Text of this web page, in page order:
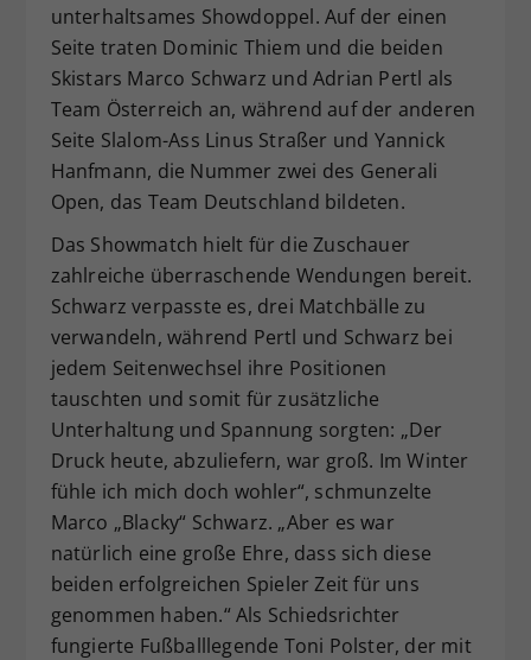
unterhaltsames Showdoppel. Auf der einen
Seite traten Dominic Thiem und die beiden
Skistars Marco Schwarz und Adrian Pertl als
Team Österreich an, während auf der anderen
Seite Slalom-Ass Linus Straßer und Yannick
Hanfmann, die Nummer zwei des Generali
Open, das Team Deutschland bildeten.
Das Showmatch hielt für die Zuschauer
zahlreiche überraschende Wendungen bereit.
Schwarz verpasste es, drei Matchbälle zu
verwandeln, während Pertl und Schwarz bei
jedem Seitenwechsel ihre Positionen
tauschten und somit für zusätzliche
Unterhaltung und Spannung sorgten: „Der
Druck heute, abzuliefern, war groß. Im Winter
fühle ich mich doch wohler“, schmunzelte
Marco „Blacky“ Schwarz. „Aber es war
natürlich eine große Ehre, dass sich diese
beiden erfolgreichen Spieler Zeit für uns
genommen haben.“ Als Schiedsrichter
fungierte Fußballlegende Toni Polster, der mit